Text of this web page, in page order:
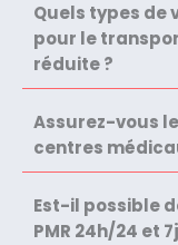
Quels types de
pour le
réduite ?
Assurez-vous
centres
Est-il possible
PMR 24h/24 et